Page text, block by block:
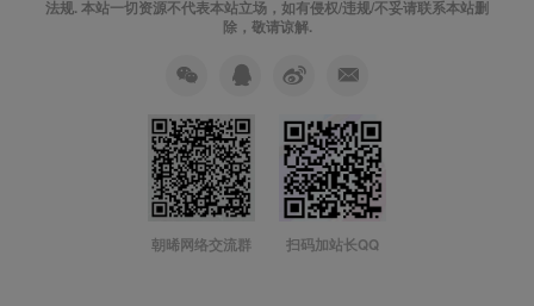
法规. 本站一切资源不代表本站立场，如有侵权/违规/不妥请联系本站删
除，敬请谅解.
朝晞网络交流群 扫码加站长QQ